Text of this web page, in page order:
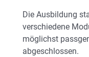
Die Ausbildung
verschiedene
möglichst
abgeschlossen.